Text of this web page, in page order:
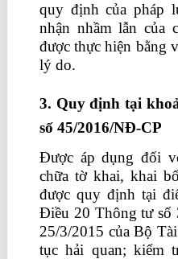
quy định của pháp
nhận nhầm lẫn của
được thực hiện bằng
lý do.
3. Quy định tại
số 45/2016/NĐ-CP
Được áp dụng đối
chữa tờ khai, khai
được quy định tại
Điều 20 Thông tư số
25/3/2015 của Bộ
tục hải quan; kiểm